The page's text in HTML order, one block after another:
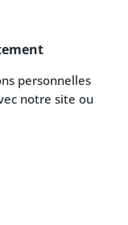
personnelles
notre site ou